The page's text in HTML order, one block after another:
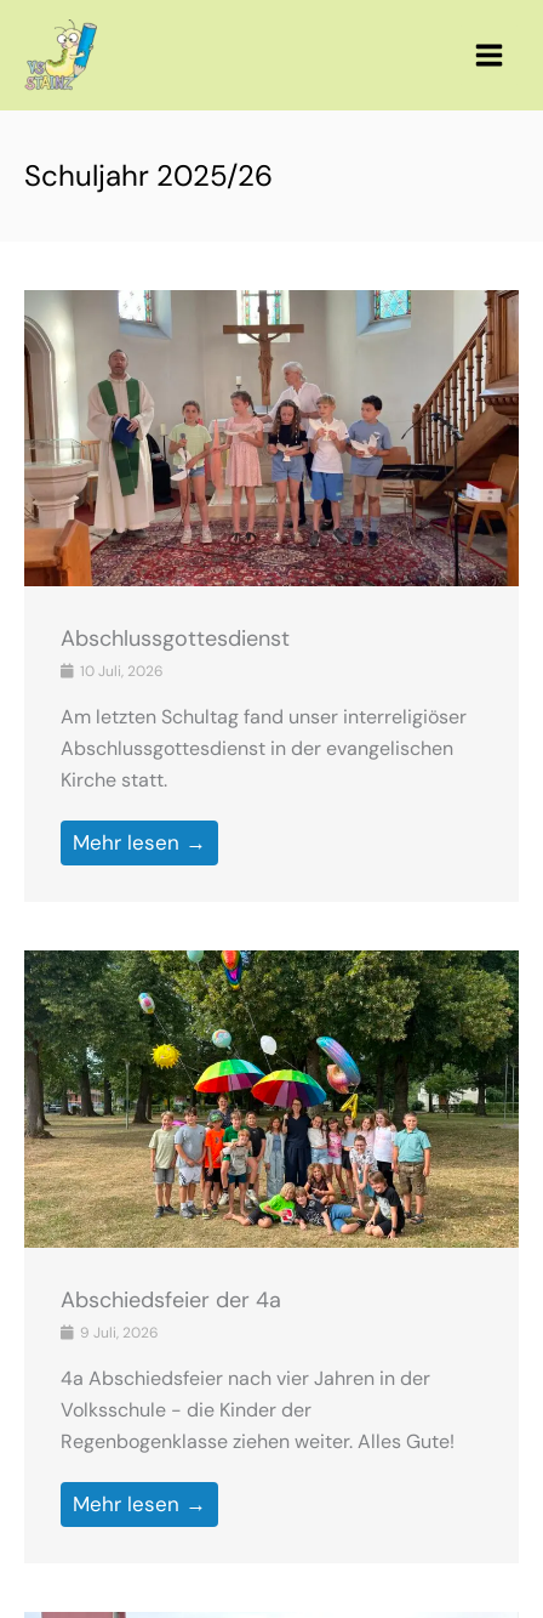
springen
Schuljahr 2025/26
Abschlussgottesdienst
10 Juli, 2026
Am letzten Schultag fand unser interreligiöser
Abschlussgottesdienst in der evangelischen
Kirche statt.
Mehr lesen →
Abschiedsfeier der 4a
9 Juli, 2026
4a Abschiedsfeier nach vier Jahren in der
Volksschule - die Kinder der
Regenbogenklasse ziehen weiter. Alles Gute!
Mehr lesen →